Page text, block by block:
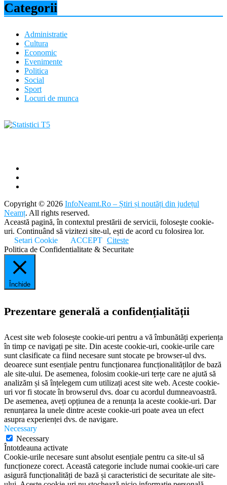
Categorii
Administratie
Cultura
Economic
Evenimente
Politica
Social
Sport
Locuri de munca
Copyright © 2026 InfoNeamt.Ro – Știri și noutăți din județul
Neamț. All rights reserved.
Această pagină, în contextul prestării de servicii, foloseşte cookie-
uri. Continuând să vizitezi site-ul, ești de acord cu folosirea lor.
Setari Cookie
ACCEPT Citeste
Politica de Confidentialitate & Securitate
Închide
Prezentare generală a confidențialității
Acest site web folosește cookie-uri pentru a vă îmbunătăți experiența
în timp ce navigați pe site. Din aceste cookie-uri, cookie-urile care
sunt clasificate ca fiind necesare sunt stocate pe browser-ul dvs.
deoarece sunt esențiale pentru funcționarea funcționalităților de bază
ale site-ului. De asemenea, folosim cookie-uri terțe care ne ajută să
analizăm și să înțelegem cum utilizați acest site web. Aceste cookie-
uri vor fi stocate în browserul dvs. doar cu acordul dumneavoastră.
De asemenea, aveți opțiunea de a renunța la aceste cookie-uri. Dar
renunțarea la unele dintre aceste cookie-uri poate avea un efect
asupra experienței dvs. de navigare.
Necessary
Necessary
Întotdeauna activate
Cookie-urile necesare sunt absolut esențiale pentru ca site-ul să
funcționeze corect. Această categorie include numai cookie-uri care
asigură funcționalități de bază și caracteristici de securitate ale site-